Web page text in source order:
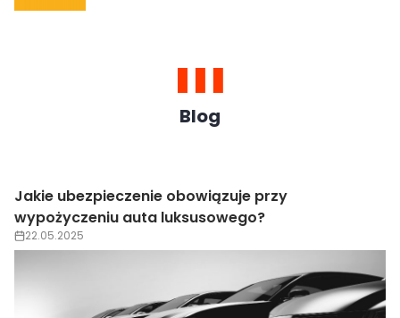
Blog
Wypożyczenie auta luksusowego na wesele –
trendy 2025
22.05.2025